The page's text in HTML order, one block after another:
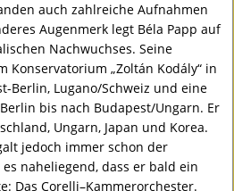
auch zahlreiche Aufnahmen
Augenmerk legt Béla Papp auf
Nachwuchses. Seine
Konservatorium „Zoltán Kodály“ in
Berlin, Lugano/Schweiz und eine
bis nach Budapest/Ungarn. Er
Ungarn, Japan und Korea.
jedoch immer schon der
naheliegend, dass er bald ein
Das Corelli–Kammerorchester.